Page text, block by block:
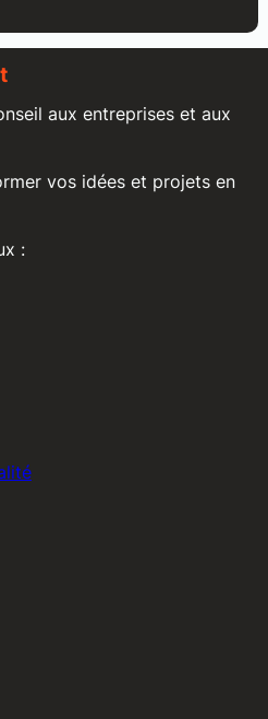
aux entreprises et aux
vos idées et projets en
: